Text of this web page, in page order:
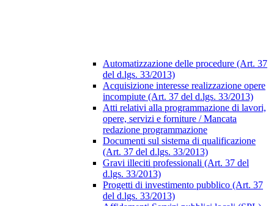
Automatizzazione delle procedure (Art. 37
del d.lgs. 33/2013)
Acquisizione interesse realizzazione opere
incompiute (Art. 37 del d.lgs. 33/2013)
Atti relativi alla programmazione di lavori,
opere, servizi e forniture / Mancata
redazione programmazione
Documenti sul sistema di qualificazione
(Art. 37 del d.lgs. 33/2013)
Gravi illeciti professionali (Art. 37 del
d.lgs. 33/2013)
Progetti di investimento pubblico (Art. 37
del d.lgs. 33/2013)